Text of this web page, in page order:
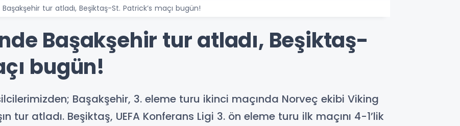
tur atladı, Beşiktaş-St. Patrick’s maçı bugün!
Başakşehir tur atladı, Beşiktaş-
bugün!
Başakşehir, 3. eleme turu ikinci maçında Norveç ekibi Viking
tur atladı. Beşiktaş, UEFA Konferans Ligi 3. ön eleme turu ilk maçını 4-1’lik